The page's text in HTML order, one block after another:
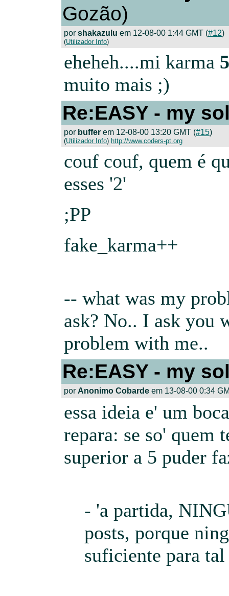
Gozão)
por shakazulu em 12-08-00 1:44 GMT (#12)
(Utilizador Info)
eheheh....mi karma
muito mais ;)
Re:EASY - my
por buffer em 12-08-00 13:20 GMT (#15)
(Utilizador Info) http://www.coders-pt.org
couf couf, quem é
esses '2'
;PP
fake_karma++
-- what was my
ask? No.. I ask you
problem with me..
Re:EASY - my
por Anonimo Cobarde em 13-08-00 0:34
essa ideia e' um
repara: se so' quem
superior a 5 puder
- 'a partida,
posts, porque
suficiente para tal